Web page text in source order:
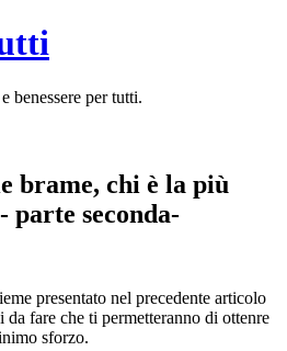
benessere per tutti.
brame, chi è la più
parte seconda-
presentato nel precedente articolo
da fare che ti permetteranno di ottenre
sforzo.